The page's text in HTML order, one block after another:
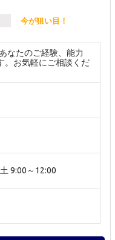
今が狙い目！
なたのご経験、能力
。お気軽にご相談くだ
9:00～12:00